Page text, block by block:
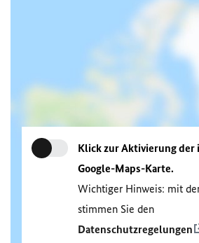
Klick zur Aktivierung der
Google-Maps-Karte.
Wichtiger Hinweis: mit
stimmen Sie den
Datenschutzregelungen